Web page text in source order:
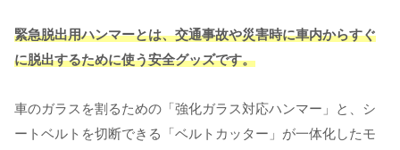
緊急脱出用ハンマーとは、交通事故や災害時に車内からすぐ
に脱出するために使う安全グッズです。
車のガラスを割るための「強化ガラス対応ハンマー」と、シ
ートベルトを切断できる「ベルトカッター」が一体化したモ